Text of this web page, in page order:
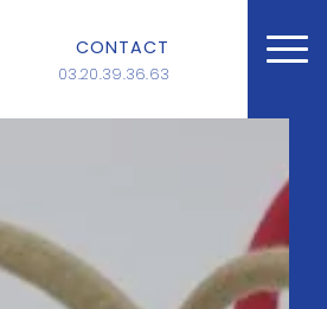
CONTACT
03.20.39.36.63